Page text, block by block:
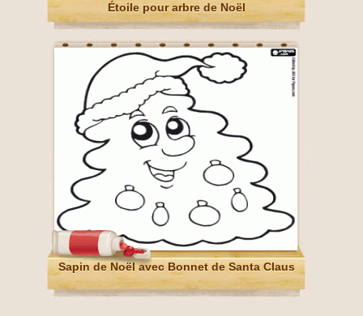
Étoile pour arbre de Noël
Sapin de Noël avec Bonnet de Santa Claus